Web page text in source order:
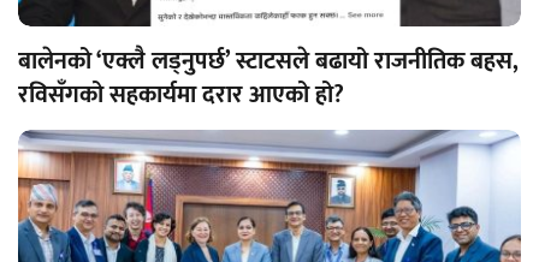
बालेनको ‘एक्लै लड्नुपर्छ’ स्टाटसले बढायो राजनीतिक बहस,
रविसँगको सहकार्यमा दरार आएको हो?